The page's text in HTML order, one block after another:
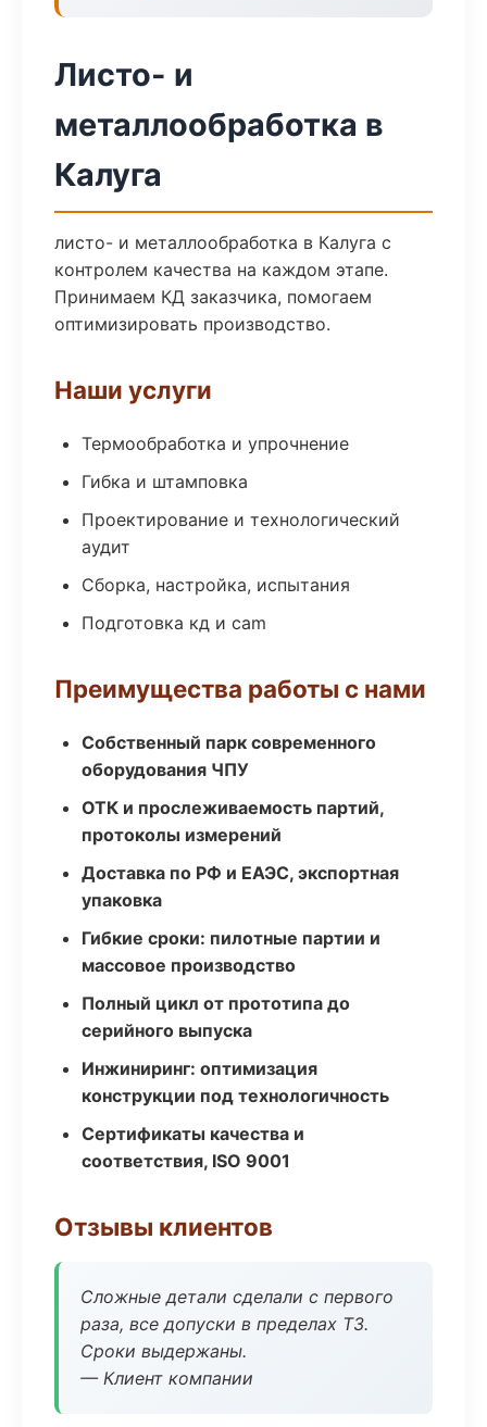
Листо- и
металлообработка в
Калуга
листо- и металлообработка в Калуга с
контролем качества на каждом этапе.
Принимаем КД заказчика, помогаем
оптимизировать производство.
Наши услуги
Термообработка и упрочнение
Гибка и штамповка
Проектирование и технологический
аудит
Сборка, настройка, испытания
Подготовка кд и cam
Преимущества работы с нами
Собственный парк современного
оборудования ЧПУ
ОТК и прослеживаемость партий,
протоколы измерений
Доставка по РФ и ЕАЭС, экспортная
упаковка
Гибкие сроки: пилотные партии и
массовое производство
Полный цикл от прототипа до
серийного выпуска
Инжиниринг: оптимизация
конструкции под технологичность
Сертификаты качества и
соответствия, ISO 9001
Отзывы клиентов
Сложные детали сделали с первого
раза, все допуски в пределах ТЗ.
Сроки выдержаны.
— Клиент компании